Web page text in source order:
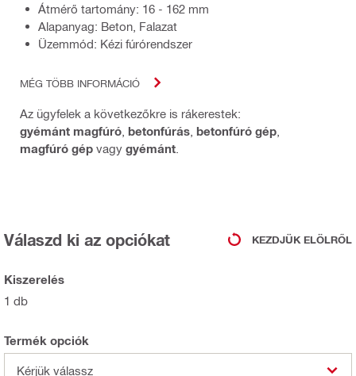
Átmérő tartomány: 16 - 162 mm
Alapanyag: Beton, Falazat
Üzemmód: Kézi fúrórendszer
MÉG TÖBB INFORMÁCIÓ
Az ügyfelek a következőkre is rákerestek:
gyémánt magfúró betonfúrás betonfúró gép
magfúró gép vagy gyémánt
Válaszd ki az opciókat KEZDJÜK ELÖLRŐL
Kiszerelés
1 db
Termék opciók
Kérjük válassz